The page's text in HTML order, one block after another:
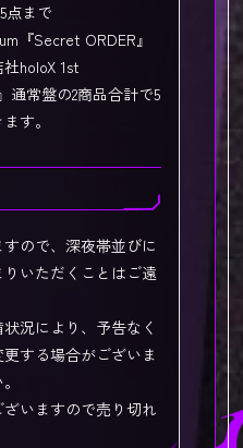
点まで
『Secret ORDER』
holoX 1st
通常盤の2商品合計で5
す。
ので、深夜帯並びに
いただくことはご遠
況により、予告なく
する場合がございま
いますので売り切れ